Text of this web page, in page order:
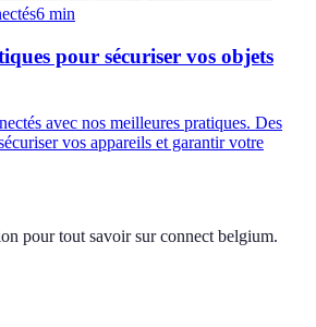
6 min
pour sécuriser vos objets
avec nos meilleures pratiques. Des
vos appareils et garantir votre
pour tout savoir sur connect belgium.